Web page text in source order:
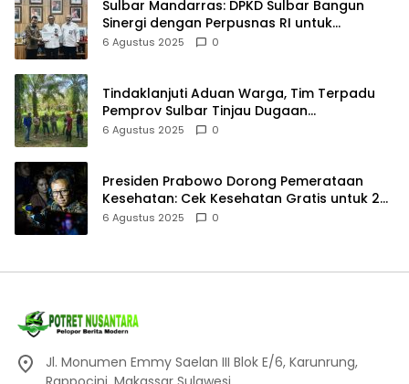
Sulbar Mandarras: DPKD Sulbar Bangun
Sinergi dengan Perpusnas RI untuk
Meningkatkan Budaya Baca
6 Agustus 2025 0
Tindaklanjuti Aduan Warga, Tim Terpadu
Pemprov Sulbar Tinjau Dugaan
Pencemaran Limbah Perusahaan Sawit di
6 Agustus 2025 0
Presiden Prabowo Dorong Pemerataan
Kesehatan: Cek Kesehatan Gratis untuk 20
Juta Siswa dan 32 RS Baru
6 Agustus 2025 0
Jl. Monumen Emmy Saelan III Blok E/6, Karunrung,